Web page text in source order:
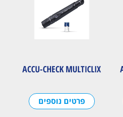
ACCU-CHECK MULTICLIX
פרטים נוספים